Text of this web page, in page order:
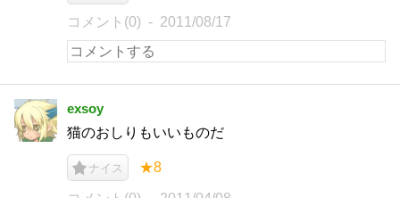
コメント(0) 2011/08/17
exsoy
猫のおしりもいいものだ
ナイス ★8